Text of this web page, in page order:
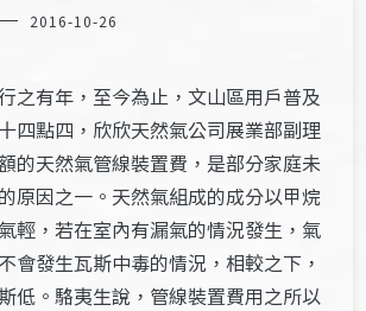
2016-10-26
之有年，至今為止，文山區用戶普及
四點四，欣欣天然氣公司展業部副理
的天然氣管線裝置費，是部分家庭未
原因之一。天然氣組成的成分以甲烷
輕，若在室內有漏氣的情況發生，氣
會發生瓦斯中毒的情況，相較之下，
低。駱夷生說，管線裝置費用之所以